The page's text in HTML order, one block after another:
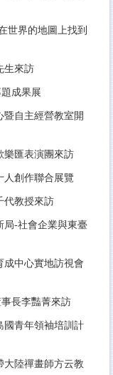
世界的地圖上找到
生來訪
成果展
自主經營教室開
樂匯表演團來訪
人創作聯合展覽
代教授來訪
局-社會企業與東臺
成中心實地訪視會
長李豔菁來訪
國青年領袖培訓計
大陸禪畫師方云教